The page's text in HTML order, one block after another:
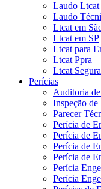
Laudo Ltcat
Laudo
Ltcat em
Ltcat em SP
Ltcat para
Ltcat Ppra
Ltcat
Perícias
Auditoria
Inspeção de
Parecer
Perícia de
Perícia de
Perícia de
Perícia de
Perícia
Perícia